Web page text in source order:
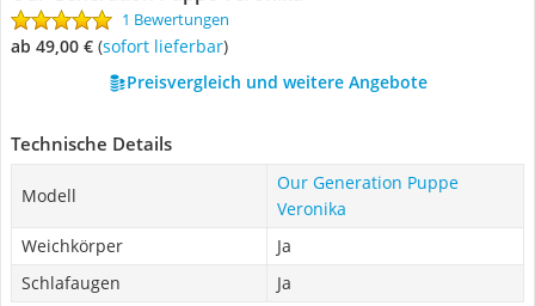
1 Bewertungen
ab 49,00 € ( Sofort lieferbar)
Preisvergleich und weitere Angebote
Technische Details
Modell
Our Generation Puppe
Veronika
Weichkörper
Ja
Schlafaugen
Ja